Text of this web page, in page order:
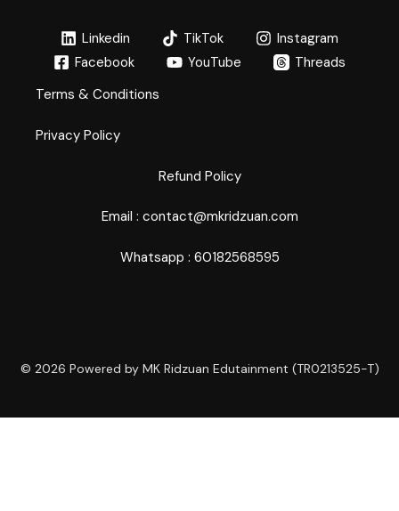
Linkedin TikTok
Instagram
Facebook
YouTube
Threads
Terms & Conditions
Privacy Policy
Refund Policy
Email : contact@mkridzuan.com
Whatsapp : 60182568595
© 2026 Powered by MK Ridzuan Edutainment (TR0213525-T)